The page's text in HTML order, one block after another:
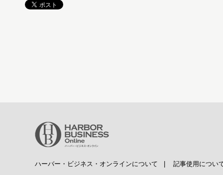
ハーバー・ビジネス・オンラインについて 記事使用につい